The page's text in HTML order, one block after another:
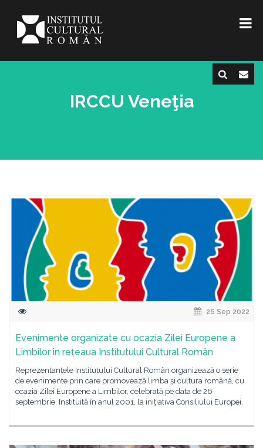
IRCCU Veneţia
26 Sep 2022
Evenimente organizate cu ocazia Zilei Europene a
Limbilor în rețeaua Institutului Cultural Român
Reprezentanțele Institutului Cultural Român organizează o serie
de evenimente prin care promovează limba și cultura română, cu
ocazia Zilei Europene a Limbilor, celebrată pe data de 26
septembrie. Instituită în anul 2001, la iniţiativa Consiliului Europei,